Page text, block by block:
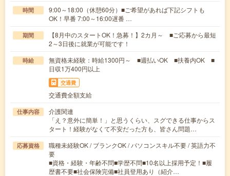
時間
9:00～18:00（休憩60分）■ご希望があれば下記シフトも
OK！早番 7:00～16:00遅番 …
期間
【8月中のスタートOK！急募！】2カ月～ ■ご応募から最短
2～3日後に就業が可能です！
時給
無資格未経験：時給1300円～ ■週払いOK ■扶養内OK ■
日収1万400円以上
交通費
交通費全額支給
仕事内容
介護関連
「え？意外に簡単！」と思うくらい、スグできる仕事からス
タート！経験がなくて不安だった方も、皆さん問題…
応募資格
職種未経験OK / ブランクOK / パソコンスキル不要 / 英語力不
要
■資格・経験・年齢不問■学歴不問■10名以上採用予定！■履
歴書不要■社会保険完備■社員登用あり（紹介…